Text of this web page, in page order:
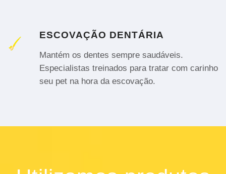
ESCOVAÇÃO DENTÁRIA
Mantém os dentes sempre saudáveis.
Especialistas treinados para tratar com carinho
seu pet na hora da escovação.